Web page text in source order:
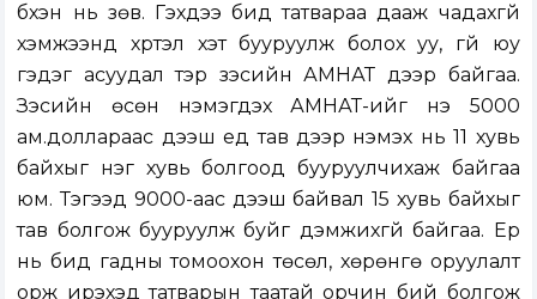
бүхэн нь зөв. Гэхдээ бид татвараа дааж чадахгүй
хэмжээнд хүртэл хэт бууруулж болох уу, үгүй юу
гэдэг асуудал тэр зэсийн АМНАТ дээр байгаа.
Зэсийн өсөн нэмэгдэх АМНАТ-ийг үнэ 5000
ам.доллараас дээш үед тав дээр нэмэх нь 11 хувь
байхыг нэг хувь болгоод бууруулчихаж байгаа
юм. Тэгээд 9000-аас дээш байвал 15 хувь байхыг
тав болгож бууруулж буйг дэмжихгүй байгаа. Ер
нь бид гадны томоохон төсөл, хөрөнгө оруулалт
орж ирэхэд татварын таатай орчин бий болгож